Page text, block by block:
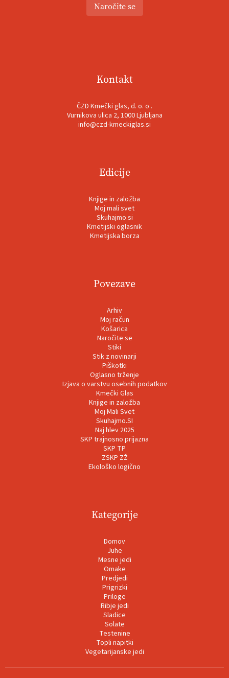
Naročite se
Kontakt
ČZD Kmečki glas, d. o. o .
Vurnikova ulica 2, 1000 Ljubljana
info@czd-kmeckiglas.si
Edicije
Knjige in založba
Moj mali svet
Skuhajmo.si
Kmetijski oglasnik
Kmetijska borza
Povezave
Arhiv
Moj račun
Košarica
Naročite se
Stiki
Stik z novinarji
Piškotki
Oglasno trženje
Izjava o varstvu osebnih podatkov
Kmečki Glas
Knjige in založba
Moj Mali Svet
Skuhajmo.SI
Naj hlev 2025
SKP trajnosno prijazna
SKP TP
ZSKP ZŽ
Ekološko logično
Kategorije
Domov
Juhe
Mesne jedi
Omake
Predjedi
Prigrizki
Priloge
Ribje jedi
Sladice
Solate
Testenine
Topli napitki
Vegetarijanske jedi